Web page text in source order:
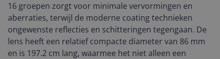
16 groepen zorgt voor minimale vervormingen en
aberraties, terwijl de moderne coating technieken
ongewenste reflecties en schitteringen tegengaan. De
lens heeft een relatief compacte diameter van 86 mm
en is 197.2 cm lang, waarmee het niet alleen een